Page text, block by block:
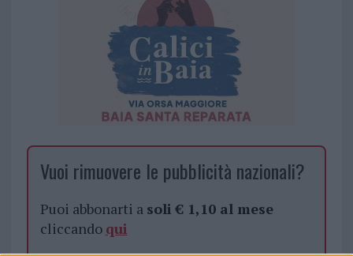
Vuoi rimuovere le pubblicità nazionali?
Puoi abbonarti a soli € 1,10 al mese
cliccando qui